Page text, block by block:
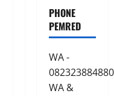
PHONE
PEMRED
WA -
082323884880
WA &